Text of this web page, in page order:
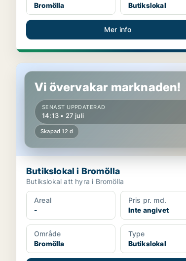
Bromölla
Butikslokal
Mer info
Butikslokal i Bromölla
Vi övervakar marknaden!
SENAST UPPDATERAD
14:13 • 27 juli
Skapad 12 d
Butikslokal i Bromölla
Butikslokal att hyra i Bromölla
Areal
-
Pris pr. md.
Inte angivet
Område
Bromölla
Type
Butikslokal